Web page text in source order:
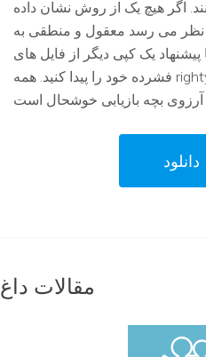
اگر هیچ یک از روش نشان داده
نظر می رسد معقول و منطقی به
یک کپی دیگر از فایل های
فشرده خود را پیدا کنید. همه righty آن زمان، تا دفعه بعد من برای
دانلود
مقالات داغ